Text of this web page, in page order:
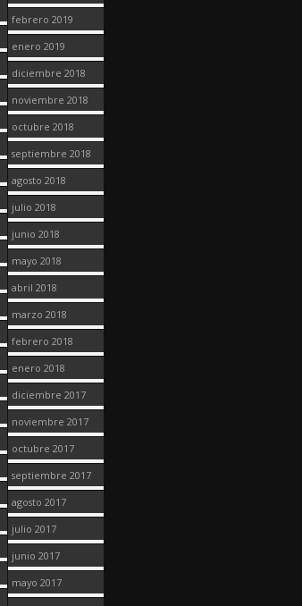
febrero 2019
enero 2019
diciembre 2018
noviembre 2018
octubre 2018
septiembre 2018
agosto 2018
julio 2018
junio 2018
mayo 2018
abril 2018
marzo 2018
febrero 2018
enero 2018
diciembre 2017
noviembre 2017
octubre 2017
septiembre 2017
agosto 2017
julio 2017
junio 2017
mayo 2017